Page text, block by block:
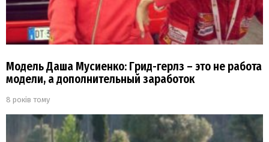
Модель Даша Мусиенко: Грид-герлз – это не работа
модели, а дополнительный заработок
8 років тому